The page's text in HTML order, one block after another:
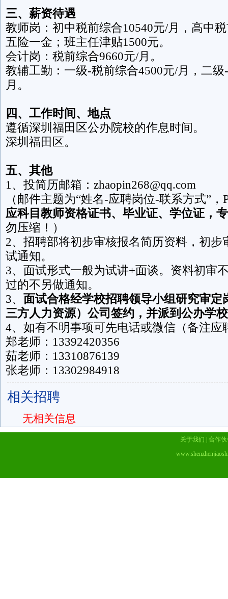
三、薪资待遇
教师岗：初中税前综合10540元/月，高中
五险一金；班主任津贴1500元。
会计岗：税前综合9660元/月。
教辅工勤：一级-税前综合4500元/月，二
月。
四、工作时间、地点
遵循深圳福田区公办院校的作息时间。
深圳福田区。
五、其他
1、投简历邮箱：zhaopin268@qq.com
（邮件主题为“姓名-应聘岗位-联系方式”
应科目教师资格证书、毕业证、学位证，
勿压缩！）
2、招聘部将初步审核报名简历资料，初步
试通知。
3、面试形式一般为试讲+面谈。资料初审
过的不另做通知。
3、 面试合格经学校招聘领导小组研究审定
三方人力资源）公司签约，并派到公办学
4、如有不明事项可先电话或微信（备注应
郑老师：13392420356
茹老师：13310876139
张老师：13302984918
相关招聘
无相关信息
关于我们
合作